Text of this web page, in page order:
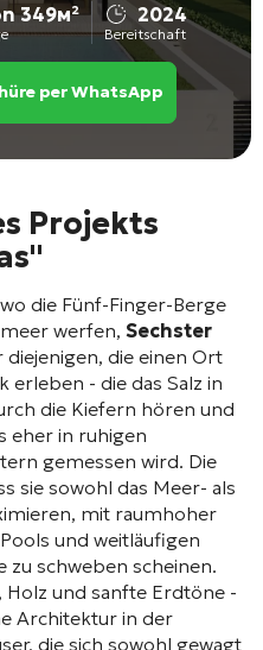
349м² 2024
Bereitschaft
per WhatsApp
Projekts
die Fünf-Finger-Berge
werfen, Sechster
die einen Ort
- die das Salz in
die Kiefern hören und
eher in ruhigen
gemessen wird. Die
sie sowohl das Meer- als
mit raumhoher
und weitläufigen
zu schweben scheinen.
Holz und sanfte Erdtöne -
Architektur in der
die sich sowohl gewagt